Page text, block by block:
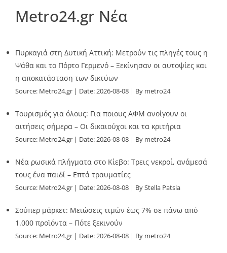
Metro24.gr Νέα
Πυρκαγιά στη Δυτική Αττική: Μετρούν τις πληγές τους η
Ψάθα και το Πόρτο Γερμενό – Ξεκίνησαν οι αυτοψίες και
η αποκατάσταση των δικτύων
Source: Metro24.gr Date: 2026-08-08 By metro24
Τουρισμός για όλους: Για ποιους ΑΦΜ ανοίγουν οι
αιτήσεις σήμερα – Οι δικαιούχοι και τα κριτήρια
Source: Metro24.gr Date: 2026-08-08 By metro24
Νέα ρωσικά πλήγματα στο Κίεβο: Τρεις νεκροί, ανάμεσά
τους ένα παιδί – Επτά τραυματίες
Source: Metro24.gr Date: 2026-08-08 By Stella Patsia
Σούπερ μάρκετ: Μειώσεις τιμών έως 7% σε πάνω από
1.000 προϊόντα – Πότε ξεκινούν
Source: Metro24.gr Date: 2026-08-08 By metro24